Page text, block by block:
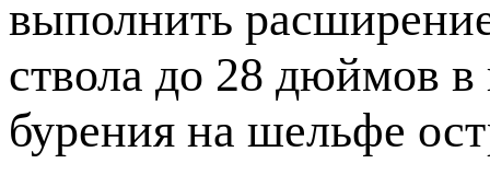
выполнить
ствола до 28 дюймов в
бурения на шельфе